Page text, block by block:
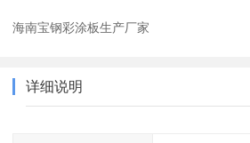
海南宝钢彩涂板生产厂家
详细说明